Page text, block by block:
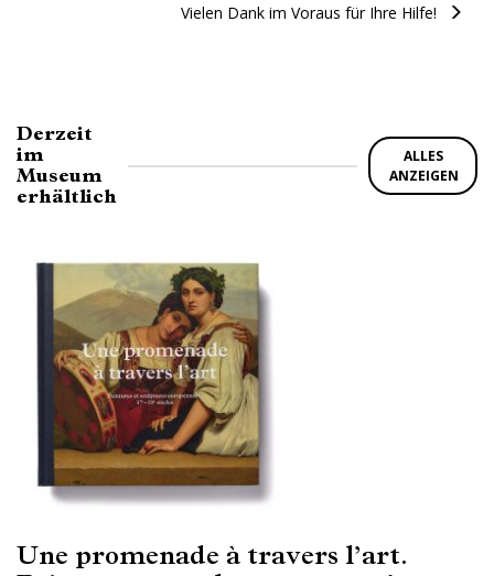
Vielen Dank im Voraus für Ihre Hilfe!
Derzeit
im
Museum
erhältlich
ALLES
ANZEIGEN
Une promenade à travers l’art.